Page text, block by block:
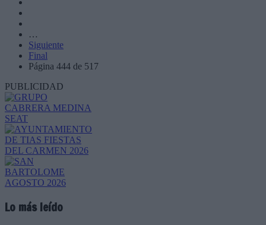
…
Siguiente
Final
Página 444 de 517
PUBLICIDAD
Lo más leído